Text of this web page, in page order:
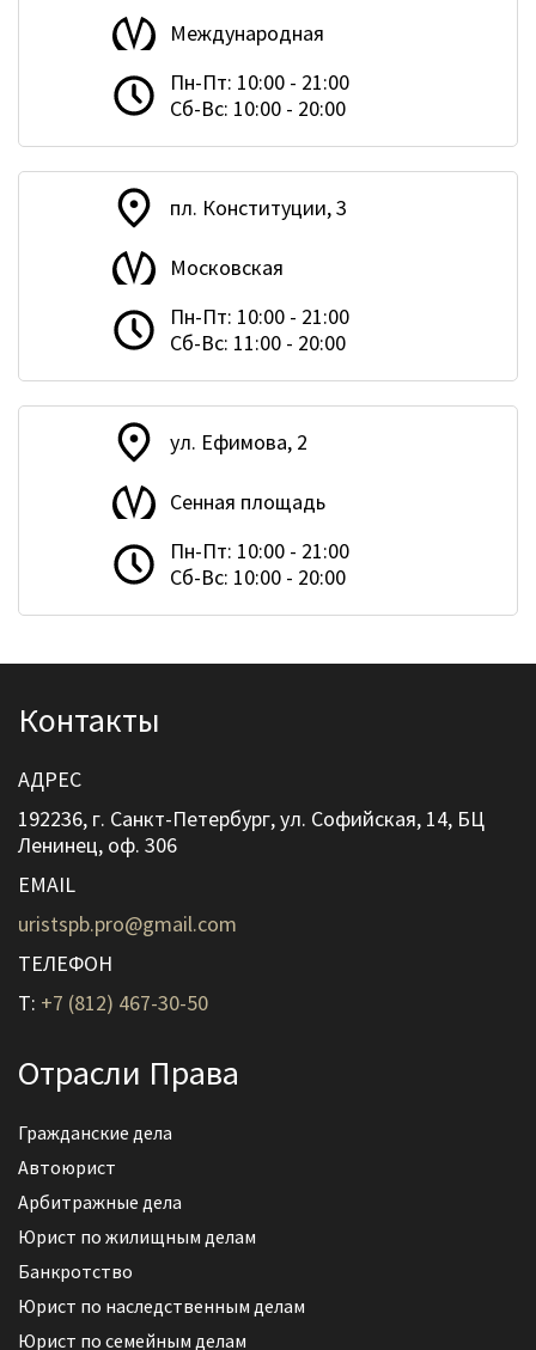
Международная
Пн-Пт: 10:00 - 21:00
Сб-Вс: 10:00 - 20:00
пл. Конституции, 3
Московская
Пн-Пт: 10:00 - 21:00
Сб-Вс: 11:00 - 20:00
ул. Ефимова, 2
Сенная площадь
Пн-Пт: 10:00 - 21:00
Сб-Вс: 10:00 - 20:00
Контакты
АДРЕС
192236, г. Санкт-Петербург, ул. Софийская, 14, БЦ
Ленинец, оф. 306
EMAIL
uristspb.pro@gmail.com
ТЕЛЕФОН
T: +7 (812) 467-30-50
Отрасли Права
Гражданские дела
Автоюрист
Арбитражные дела
Юрист по жилищным делам
Банкротство
Юрист по наследственным делам
Юрист по семейным делам